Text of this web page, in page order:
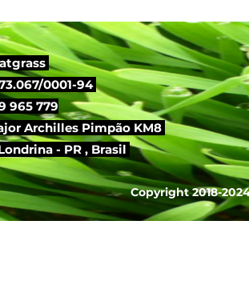
Copyright 2018-
0001-94
965 779
Archilles Pimpão KM8
- PR , Brasil